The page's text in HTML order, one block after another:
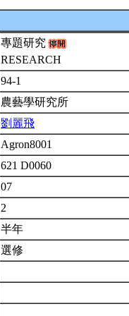
專題研究
RESEARCH
94-1
農藝學研究所
劉麗飛
Agron8001
621 D0060
07
2
半年
選修